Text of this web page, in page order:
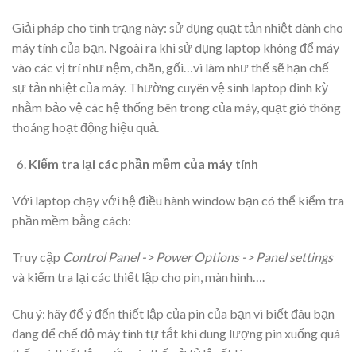
Giải pháp cho tình trạng này: sử dụng quạt tản nhiệt dành cho
máy tính của bạn. Ngoài ra khi sử dụng laptop không để máy
vào các vị trí như nệm, chăn, gối…vì làm như thế sẽ hạn chế
sự tản nhiệt của máy. Thường cuyên vệ sinh laptop đinh kỳ
nhằm bảo vệ các hệ thống bên trong của máy, quạt gió thông
thoáng hoạt động hiệu quả.
Kiểm tra lại các phần mềm của máy tính
Với laptop chạy với hệ điều hành window bạn có thể kiểm tra
phần mềm bằng cách:
Truy cập Control Panel -> Power Options -> Panel settings
và kiểm tra lại các thiết lập cho pin, màn hình….
Chu ý: hãy để ý đến thiết lập của pin của bạn vì biết đâu bạn
đang để chế độ máy tính tự tắt khi dung lượng pin xuống quá